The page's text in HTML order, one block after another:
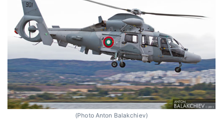
(Photo Anton Balakchiev)